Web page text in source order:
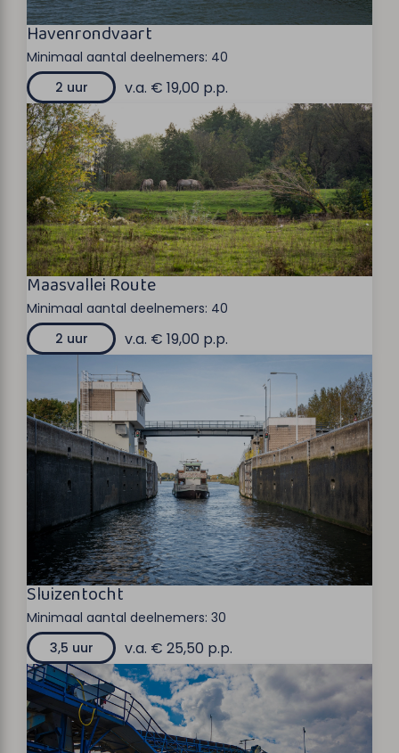
Havenrondvaart
Minimaal aantal deelnemers: 40
2 uur
v.a. € 19,00 p.p.
Maasvallei Route
Minimaal aantal deelnemers: 40
2 uur
v.a. € 19,00 p.p.
Sluizentocht
Minimaal aantal deelnemers: 30
3,5 uur
v.a. € 25,50 p.p.